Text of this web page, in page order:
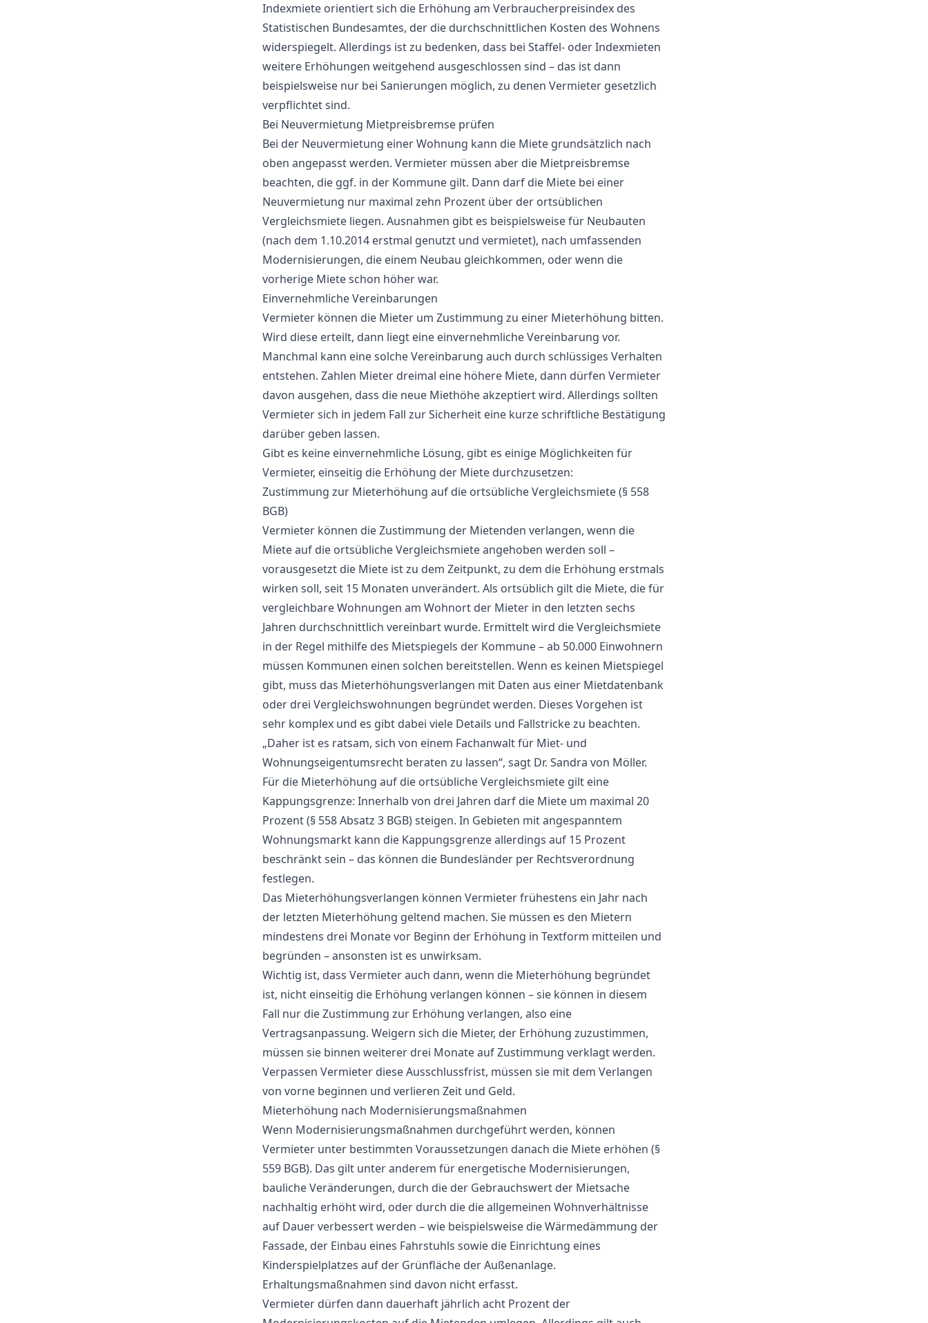
Indexmiete orientiert sich die Erhöhung am Verbraucherpreisindex des
Statistischen Bundesamtes, der die durchschnittlichen Kosten des Wohnens
widerspiegelt. Allerdings ist zu bedenken, dass bei Staffel- oder Indexmieten
weitere Erhöhungen weitgehend ausgeschlossen sind – das ist dann
beispielsweise nur bei Sanierungen möglich, zu denen Vermieter gesetzlich
verpflichtet sind.
Bei Neuvermietung Mietpreisbremse prüfen
Bei der Neuvermietung einer Wohnung kann die Miete grundsätzlich nach
oben angepasst werden. Vermieter müssen aber die Mietpreisbremse
beachten, die ggf. in der Kommune gilt. Dann darf die Miete bei einer
Neuvermietung nur maximal zehn Prozent über der ortsüblichen
Vergleichsmiete liegen. Ausnahmen gibt es beispielsweise für Neubauten
(nach dem 1.10.2014 erstmal genutzt und vermietet), nach umfassenden
Modernisierungen, die einem Neubau gleichkommen, oder wenn die
vorherige Miete schon höher war.
Einvernehmliche Vereinbarungen
Vermieter können die Mieter um Zustimmung zu einer Mieterhöhung bitten.
Wird diese erteilt, dann liegt eine einvernehmliche Vereinbarung vor.
Manchmal kann eine solche Vereinbarung auch durch schlüssiges Verhalten
entstehen. Zahlen Mieter dreimal eine höhere Miete, dann dürfen Vermieter
davon ausgehen, dass die neue Miethöhe akzeptiert wird. Allerdings sollten
Vermieter sich in jedem Fall zur Sicherheit eine kurze schriftliche Bestätigung
darüber geben lassen.
Gibt es keine einvernehmliche Lösung, gibt es einige Möglichkeiten für
Vermieter, einseitig die Erhöhung der Miete durchzusetzen:
Zustimmung zur Mieterhöhung auf die ortsübliche Vergleichsmiete (§ 558
BGB)
Vermieter können die Zustimmung der Mietenden verlangen, wenn die
Miete auf die ortsübliche Vergleichsmiete angehoben werden soll –
vorausgesetzt die Miete ist zu dem Zeitpunkt, zu dem die Erhöhung erstmals
wirken soll, seit 15 Monaten unverändert. Als ortsüblich gilt die Miete, die für
vergleichbare Wohnungen am Wohnort der Mieter in den letzten sechs
Jahren durchschnittlich vereinbart wurde. Ermittelt wird die Vergleichsmiete
in der Regel mithilfe des Mietspiegels der Kommune – ab 50.000 Einwohnern
müssen Kommunen einen solchen bereitstellen. Wenn es keinen Mietspiegel
gibt, muss das Mieterhöhungsverlangen mit Daten aus einer Mietdatenbank
oder drei Vergleichswohnungen begründet werden. Dieses Vorgehen ist
sehr komplex und es gibt dabei viele Details und Fallstricke zu beachten.
„Daher ist es ratsam, sich von einem Fachanwalt für Miet- und
Wohnungseigentumsrecht beraten zu lassen“, sagt Dr. Sandra von Möller.
Für die Mieterhöhung auf die ortsübliche Vergleichsmiete gilt eine
Kappungsgrenze: Innerhalb von drei Jahren darf die Miete um maximal 20
Prozent (§ 558 Absatz 3 BGB) steigen. In Gebieten mit angespanntem
Wohnungsmarkt kann die Kappungsgrenze allerdings auf 15 Prozent
beschränkt sein – das können die Bundesländer per Rechtsverordnung
festlegen.
Das Mieterhöhungsverlangen können Vermieter frühestens ein Jahr nach
der letzten Mieterhöhung geltend machen. Sie müssen es den Mietern
mindestens drei Monate vor Beginn der Erhöhung in Textform mitteilen und
begründen – ansonsten ist es unwirksam.
Wichtig ist, dass Vermieter auch dann, wenn die Mieterhöhung begründet
ist, nicht einseitig die Erhöhung verlangen können – sie können in diesem
Fall nur die Zustimmung zur Erhöhung verlangen, also eine
Vertragsanpassung. Weigern sich die Mieter, der Erhöhung zuzustimmen,
müssen sie binnen weiterer drei Monate auf Zustimmung verklagt werden.
Verpassen Vermieter diese Ausschlussfrist, müssen sie mit dem Verlangen
von vorne beginnen und verlieren Zeit und Geld.
Mieterhöhung nach Modernisierungsmaßnahmen
Wenn Modernisierungsmaßnahmen durchgeführt werden, können
Vermieter unter bestimmten Voraussetzungen danach die Miete erhöhen (§
559 BGB). Das gilt unter anderem für energetische Modernisierungen,
bauliche Veränderungen, durch die der Gebrauchswert der Mietsache
nachhaltig erhöht wird, oder durch die die allgemeinen Wohnverhältnisse
auf Dauer verbessert werden – wie beispielsweise die Wärmedämmung der
Fassade, der Einbau eines Fahrstuhls sowie die Einrichtung eines
Kinderspielplatzes auf der Grünfläche der Außenanlage.
Erhaltungsmaßnahmen sind davon nicht erfasst.
Vermieter dürfen dann dauerhaft jährlich acht Prozent der